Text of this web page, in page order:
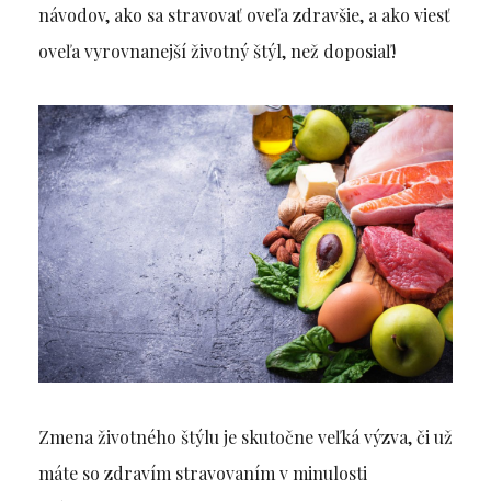
návodov, ako sa stravovať oveľa zdravšie, a ako viesť
oveľa vyrovnanejší životný štýl, než doposiaľ!
Zmena životného štýlu je skutočne veľká výzva, či už
máte so zdravím stravovaním v minulosti